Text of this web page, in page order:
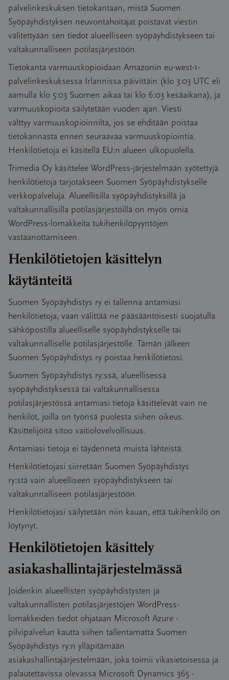
palvelinkeskuksen tietokantaan, mistä Suomen
Syöpäyhdistyksen neuvontahoitajat poistavat viestin
välitettyään sen tiedot alueelliseen syöpäyhdistykseen tai
valtakunnalliseen potilasjärjestöön.
Tietokanta varmuuskopioidaan Amazonin eu-west-1-
palvelinkeskuksessa Irlannissa päivittäin (klo 3:03 UTC eli
aamulla klo 5:03 Suomen aikaa tai klo 6:03 kesäaikana), ja
varmuuskopioita säilytetään vuoden ajan. Viesti
välttyy varmuuskopioinnilta, jos se ehditään poistaa
tietokannasta ennen seuraavaa varmuuskopiointia.
Henkilötietoja ei käsitellä EU:n alueen ulkopuolella.
Trimedia Oy käsittelee WordPress-järjestelmään syötettyjä
henkilötietoja tarjotakseen Suomen Syöpäyhdistykselle
verkkopalveluja. Alueellisilla syöpäyhdistyksillä ja
valtakunnallisilla potilasjärjestöillä on myös omia
WordPress-lomakkeita tukihenkilöpyyntöjen
vastaanottamiseen.
Henkilötietojen käsittelyn
käytänteitä
Suomen Syöpäyhdistys ry ei tallenna antamiasi
henkilötietoja, vaan välittää ne pääsääntöisesti suojatulla
sähköpostilla alueelliselle syöpäyhdistykselle tai
valtakunnalliselle potilasjärjestölle. Tämän jälkeen
Suomen Syöpäyhdistys ry poistaa henkilötietosi.
Suomen Syöpäyhdistys ry:ssä, alueellisessa
syöpäyhdistyksessä tai valtakunnallisessa
potilasjärjestössä antamiasi tietoja käsittelevät vain ne
henkilöt, joilla on työnsä puolesta siihen oikeus.
Käsittelijöitä sitoo vaitiolovelvollisuus.
Antamiasi tietoja ei täydennetä muista lähteistä.
Henkilötietojasi siirretään Suomen Syöpäyhdistys
ry:stä vain alueelliseen syöpäyhdistykseen tai
valtakunnalliseen potilasjärjestöön.
Henkilötietojasi säilytetään niin kauan, että tukihenkilö on
löytynyt.
Henkilötietojen käsittely
asiakashallintajärjestelmässä
Joidenkin alueellisten syöpäyhdistysten ja
valtakunnallisten potilasjärjestöjen WordPress-
lomakkeiden tiedot ohjataan Microsoft Azure -
pilvipalvelun kautta siihen tallentamatta Suomen
Syöpäyhdistys ry:n ylläpitämään
asiakashallintajärjestelmään, joka toimii vikasietoisessa ja
palautettavissa olevassa Microsoft Dynamics 365 -